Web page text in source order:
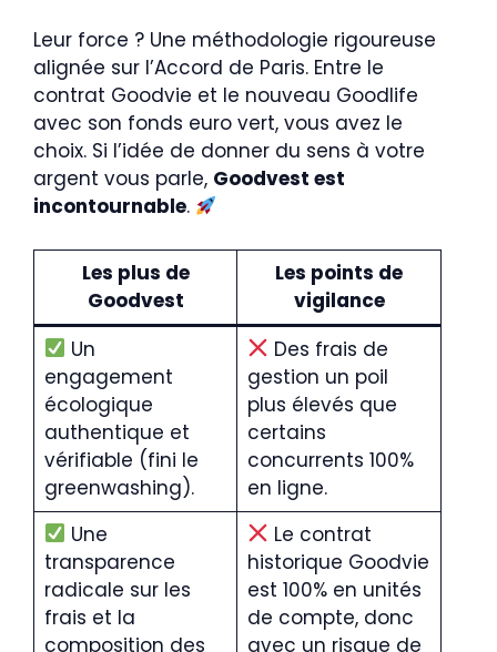
Leur force ? Une méthodologie rigoureuse
alignée sur l’Accord de Paris. Entre le
contrat Goodvie et le nouveau Goodlife
avec son fonds euro vert, vous avez le
choix. Si l’idée de donner du sens à votre
argent vous parle, Goodvest est
incontournable.
Les plus de
Goodvest
Les points de
vigilance
Un
engagement
écologique
authentique et
vérifiable (fini le
greenwashing).
Des frais de
gestion un poil
plus élevés que
certains
concurrents 100%
en ligne.
Une
transparence
radicale sur les
frais et la
composition des
Le contrat
historique Goodvie
est 100% en unités
de compte, donc
avec un risque de